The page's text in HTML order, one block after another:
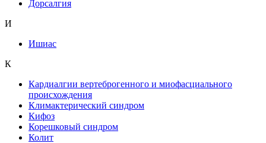
Дорсалгия
И
Ишиас
К
Кардиалгии вертеброгенного и миофасциального
происхождения
Климактерический синдром
Кифоз
Корешковый синдром
Колит